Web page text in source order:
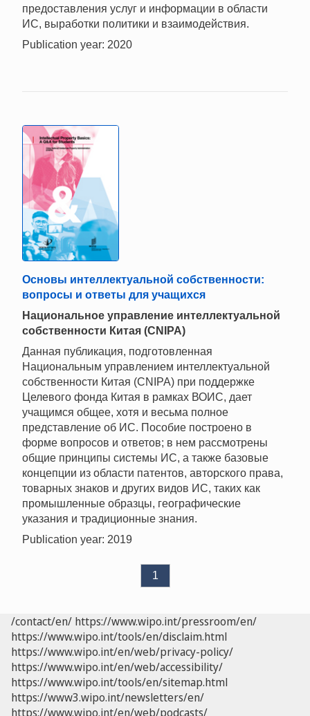
предоставления услуг и информации в области
ИС, выработки политики и взаимодействия.
Publication year: 2020
Основы интеллектуальной собственности:
вопросы и ответы для учащихся
Национальное управление интеллектуальной
собственности Китая (CNIPA)
Данная публикация, подготовленная
Национальным управлением интеллектуальной
собственности Китая (CNIPA) при поддержке
Целевого фонда Китая в рамках ВОИС, дает
учащимся общее, хотя и весьма полное
представление об ИС. Пособие построено в
форме вопросов и ответов; в нем рассмотрены
общие принципы системы ИС, а также базовые
концепции из области патентов, авторского права,
товарных знаков и других видов ИС, таких как
промышленные образцы, географические
указания и традиционные знания.
Publication year: 2019
1
/contact/en/ https://www.wipo.int/pressroom/en/
https://www.wipo.int/tools/en/disclaim.html
https://www.wipo.int/en/web/privacy-policy/
https://www.wipo.int/en/web/accessibility/
https://www.wipo.int/tools/en/sitemap.html
https://www3.wipo.int/newsletters/en/
https://www.wipo.int/en/web/podcasts/